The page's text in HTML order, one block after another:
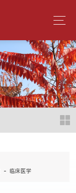
临床医学